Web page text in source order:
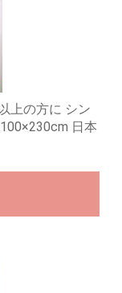
上の方に シン
日本